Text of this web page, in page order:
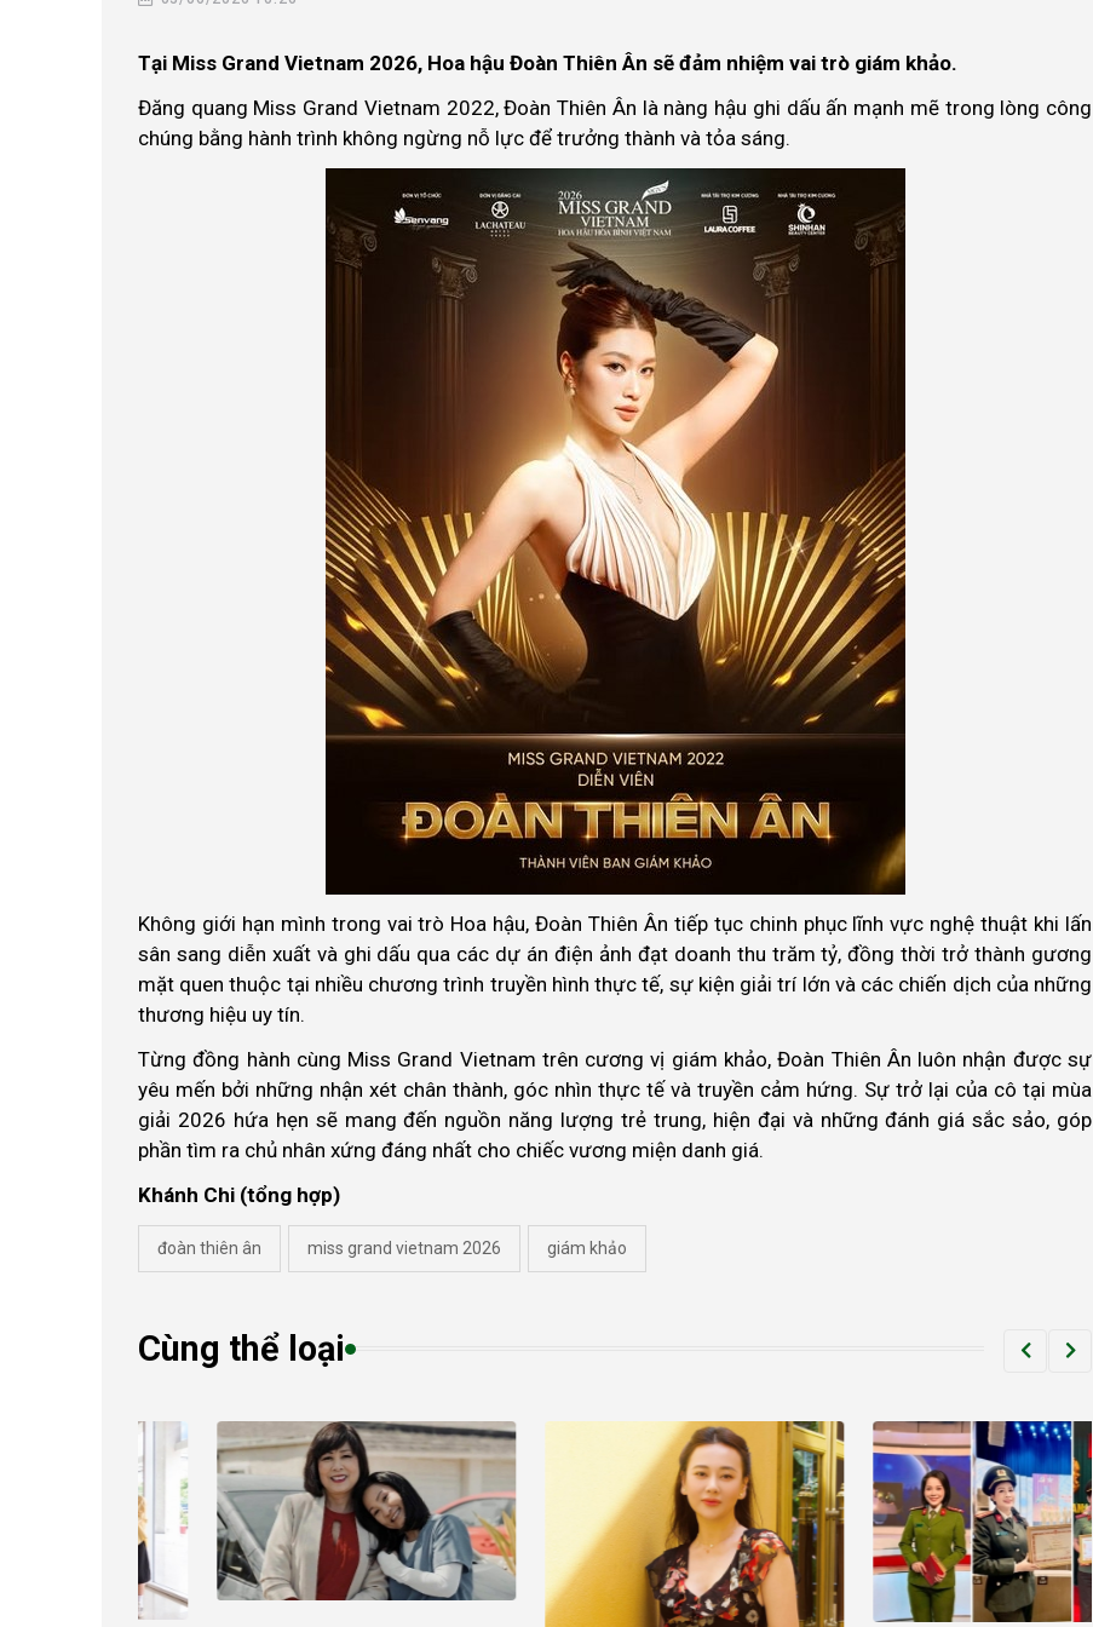
Tại Miss Grand Vietnam 2026, Hoa hậu Đoàn Thiên Ân sẽ đảm nhiệm vai trò giám khảo.
Đăng quang Miss Grand Vietnam 2022, Đoàn Thiên Ân là nàng hậu ghi dấu ấn mạnh mẽ trong lòng công
chúng bằng hành trình không ngừng nỗ lực để trưởng thành và tỏa sáng.
Không giới hạn mình trong vai trò Hoa hậu, Đoàn Thiên Ân tiếp tục chinh phục lĩnh vực nghệ thuật khi lấn
sân sang diễn xuất và ghi dấu qua các dự án điện ảnh đạt doanh thu trăm tỷ, đồng thời trở thành gương
mặt quen thuộc tại nhiều chương trình truyền hình thực tế, sự kiện giải trí lớn và các chiến dịch của những
thương hiệu uy tín.
Từng đồng hành cùng Miss Grand Vietnam trên cương vị giám khảo, Đoàn Thiên Ân luôn nhận được sự
yêu mến bởi những nhận xét chân thành, góc nhìn thực tế và truyền cảm hứng. Sự trở lại của cô tại mùa
giải 2026 hứa hẹn sẽ mang đến nguồn năng lượng trẻ trung, hiện đại và những đánh giá sắc sảo, góp
phần tìm ra chủ nhân xứng đáng nhất cho chiếc vương miện danh giá.
Khánh Chi (tổng hợp)
đoàn thiên ân miss grand vietnam 2026 giám khảo
Cùng thể loại